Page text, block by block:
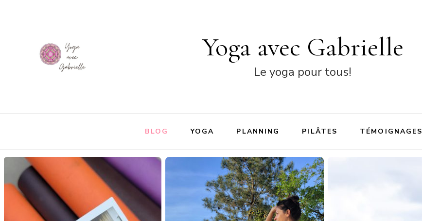
Yoga avec Gabrielle
Le yoga pour tous!
BLOG YOGA PLANNING PILÂTES TÉMOIGNAGES